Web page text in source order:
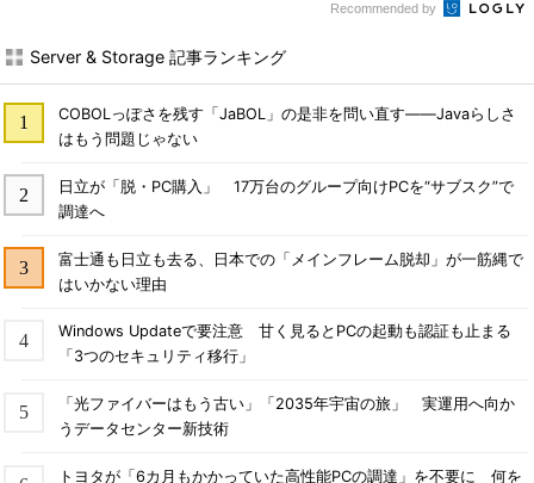
Recommended by
Server & Storage 記事ランキング
COBOLっぽさを残す「JaBOL」の是非を問い直す――Javaらしさ
はもう問題じゃない
日立が「脱・PC購入」 17万台のグループ向けPCを“サブスク”で
調達へ
富士通も日立も去る、日本での「メインフレーム脱却」が一筋縄で
はいかない理由
Windows Updateで要注意 甘く見るとPCの起動も認証も止まる
「3つのセキュリティ移行」
「光ファイバーはもう古い」「2035年宇宙の旅」 実運用へ向か
うデータセンター新技術
トヨタが「6カ月もかかっていた高性能PCの調達」を不要に 何を